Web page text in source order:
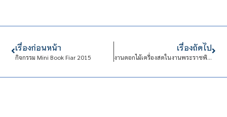
เรื่องก่อนหน้า
กิจกรรม Mini Book Fiar 2015
เรื่องถัดไป
งานดอกไม้เครื่องสดในงานพระราชพิธีพระราชทานเพลิงพระศพ